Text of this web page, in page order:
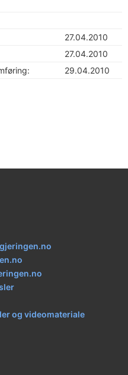
27.04.2010
27.04.2010
29.04.2010
og videomateriale